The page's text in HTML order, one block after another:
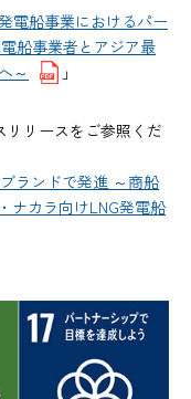
電船事業におけるパー
船事業者とアジア最
～
」
リリースをご参照くだ
ランドで発進 ～商船
ナカラ向けLNG発電船